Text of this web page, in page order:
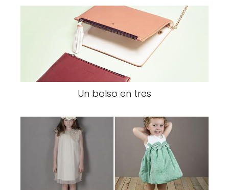
Un bolso en tres